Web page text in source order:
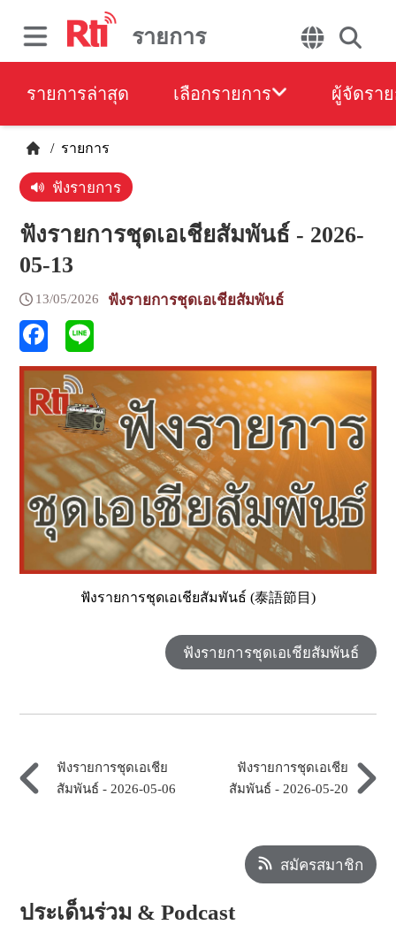
รายการ
รายการล่าสุด เลือกรายการ ผู้จัดรา
/ รายการ
ฟังรายการ
ฟังรายการชุดเอเชียสัมพันธ์ - 2026-
05-13
13/05/2026 ฟังรายการชุดเอเชียสัมพันธ์
ฟังรายการชุดเอเชียสัมพันธ์ (泰語節目)
ฟังรายการชุดเอเชียสัมพันธ์
ฟังรายการชุดเอเชีย
สัมพันธ์ - 2026-05-06
ฟังรายการชุดเอเชีย
สัมพันธ์ - 2026-05-20
สมัครสมาชิก
ประเด็นร่วม & Podcast